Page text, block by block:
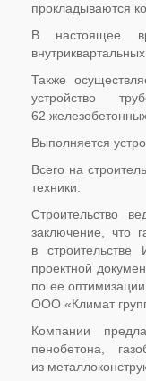
прокладываются
В настоящее
Также
устройство
62
Выполняется
Всего на
техники.
Строительство
заключение, что
в
проектной
по ее
ООО «Климат
Компании
пенобетона,
из